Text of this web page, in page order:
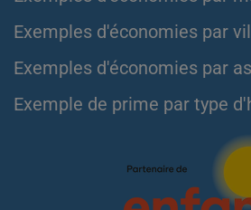
Exemples d'économies par
Exemples d'économies par
Exemple de prime par type